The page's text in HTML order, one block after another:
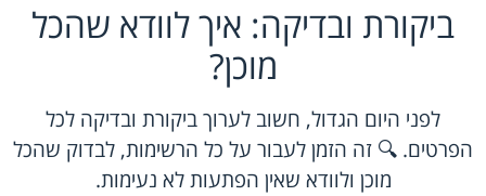
ביקורת ובדיקה: איך לוודא שהכל
מוכן?
לפני היום הגדול, חשוב לערוך ביקורת ובדיקה לכל
הפרטים. 🔍 זה הזמן לעבור על כל הרשימות, לבדוק שהכל
מוכן ולוודא שאין הפתעות לא נעימות.